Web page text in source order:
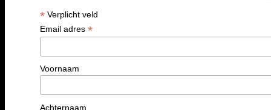
*Verplicht veld
Email adres *
Voornaam
Achternaam